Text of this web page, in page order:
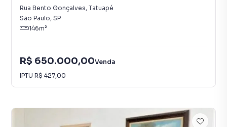
Rua Bento Gonçalves, Tatuapé
São Paulo, SP
146m²
R$ 650.000,00Venda
IPTU R$ 427,00